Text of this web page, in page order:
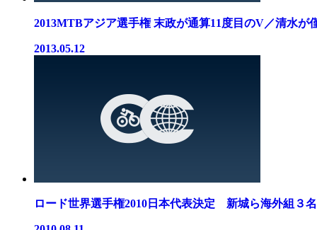
2013MTBアジア選手権 末政が通算11度目のV／清水が
2013.05.12
ロード世界選手権2010日本代表決定 新城ら海外組３